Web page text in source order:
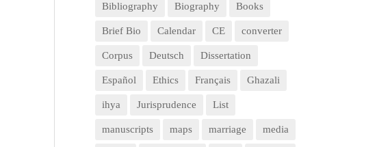
Bibliography Biography Books
Brief Bio Calendar CE converter
Corpus Deutsch Dissertation
Español Ethics Français Ghazali
ihya Jurisprudence List
manuscripts maps marriage media